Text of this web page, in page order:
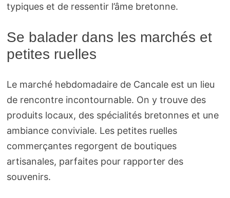
typiques et de ressentir l’âme bretonne.
Se balader dans les marchés et
petites ruelles
Le marché hebdomadaire de Cancale est un lieu
de rencontre incontournable. On y trouve des
produits locaux, des spécialités bretonnes et une
ambiance conviviale. Les petites ruelles
commerçantes regorgent de boutiques
artisanales, parfaites pour rapporter des
souvenirs.